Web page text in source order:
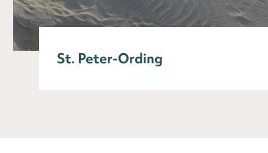
St. Peter-Ording